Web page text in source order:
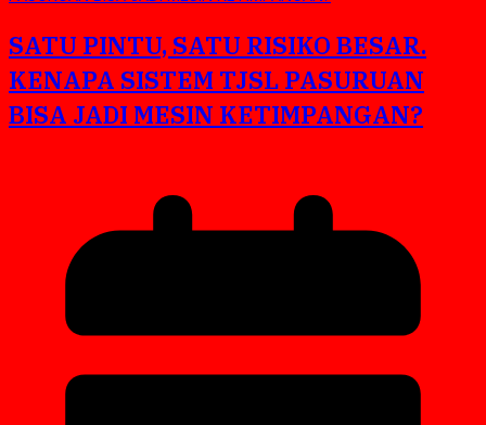
SATU PINTU, SATU RISIKO BESAR.
KENAPA SISTEM TJSL PASURUAN
BISA JADI MESIN KETIMPANGAN?